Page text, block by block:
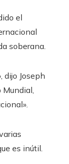
el
soberana.
dijo Joseph
es inútil.